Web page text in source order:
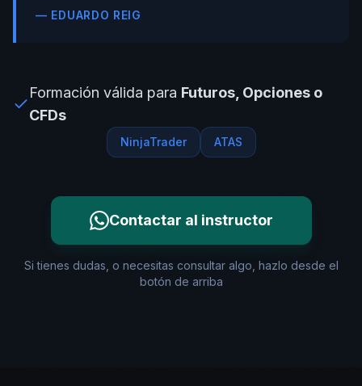
— EDUARDO REIG
Formación válida para Futuros, Opciones o
CFDs
NinjaTrader ATAS
Contactar al instructor
Si tienes dudas, o necesitas consultar algo, hazlo desde el
botón de arriba